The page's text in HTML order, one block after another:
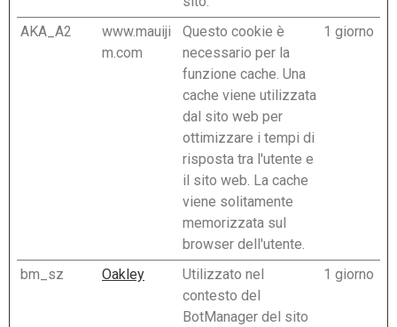
AKA_A2
www.mauiji
m.com
Questo cookie è
necessario per la
funzione cache. Una
cache viene utilizzata
dal sito web per
ottimizzare i tempi di
risposta tra l'utente e
il sito web. La cache
viene solitamente
memorizzata sul
browser dell'utente.
1 giorno
bm_sz Oakley
Utilizzato nel
contesto del
BotManager del sito
1 giorno